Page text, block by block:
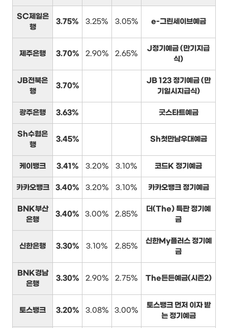
SC제일은
행
3.75% 3.25% 3.05% e-그린세이브예금
제주은행 3.70% 2.90% 2.65%
J정기예금 (만기지급
식)
JB전북은
행
3.70%
JB 123 정기예금 (만
기일시지급식)
광주은행 3.63% 굿스타트예금
Sh수협은
행
3.45% Sh첫만남우대예금
케이뱅크 3.41% 3.20% 3.10% 코드K 정기예금
카카오뱅크 3.40% 3.20% 3.10% 카카오뱅크 정기예금
BNK부산
은행
3.40% 3.00% 2.85%
더(The) 특판 정기예
금
신한은행 3.30% 3.10% 2.85%
신한My플러스 정기예
금
BNK경남
은행
3.30% 2.90% 2.75% The든든예금(시즌2)
토스뱅크 3.20% 3.08% 3.00%
토스뱅크 먼저 이자 받
는 정기예금